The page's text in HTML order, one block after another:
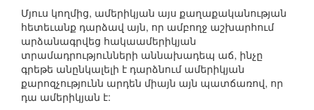
Մյուս կողմից, ամերիկյան այս քաղաքականության
հետեւանք դարձավ այն, որ ամբողջ աշխարհում
արձանագրվեց հակաամերիկյան
տրամադրությունների աննախադեպ աճ, ինչը
գրեթե անընկալելի է դարձնում ամերիկյան
քարոզչությունն արդեն միայն այն պատճառով, որ
դա ամերիկյան է: